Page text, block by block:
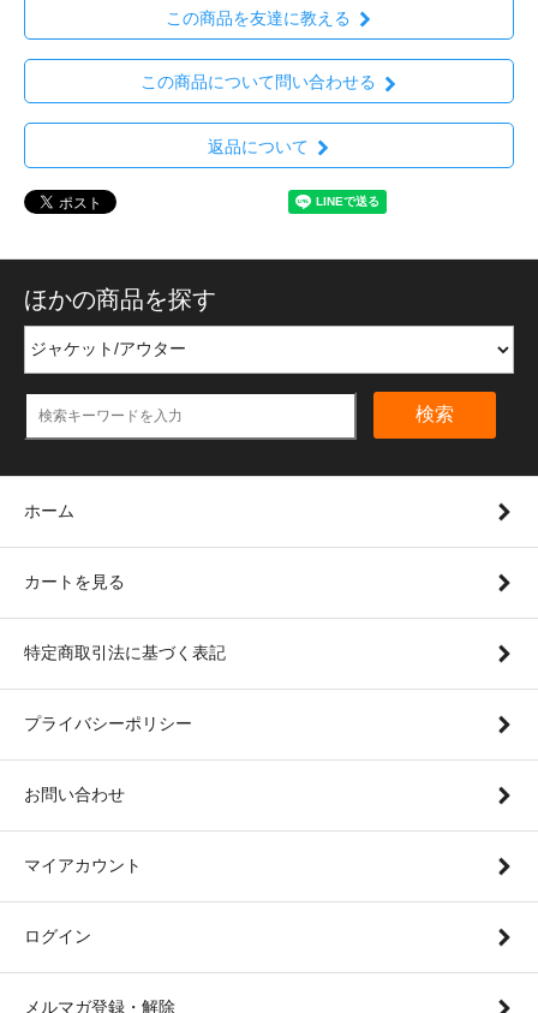
この商品を友達に教える
この商品について問い合わせる
返品について
ほかの商品を探す
検索
ホーム
カートを見る
特定商取引法に基づく表記
プライバシーポリシー
お問い合わせ
マイアカウント
ログイン
メルマガ登録・解除